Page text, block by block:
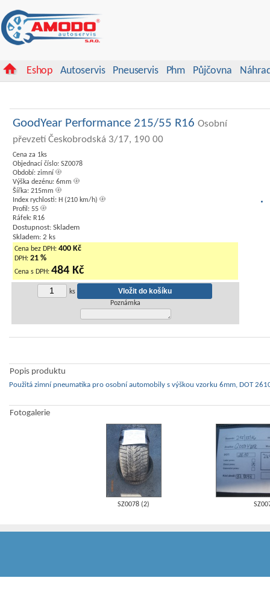
Eshop Autoservis Pneuservis Phm Půjčovna
GoodYear Performance 215/55 R16 Osobní
převzetí Českobrodská 3/17, 190 00
Cena za 1ks
Objednací číslo: SZ0078
Období: zimní
Výška dezénu: 6mm
Šířka: 215mm
Index rychlosti: H (210 km/h)
Profil: 55
Ráfek: R16
Dostupnost: Skladem
Skladem: 2 ks
Cena bez DPH: 400 Kč
DPH: 21 %
Cena s DPH: 484 Kč
ks
Poznámka
Popis produktu
Použitá zimní pneumatika pro osobní automobily s výškou vzorku 6mm, DOT
Fotogalerie
SZ0078 (2)